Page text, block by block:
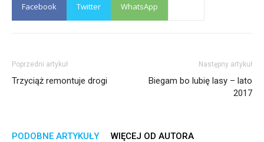
Facebook Twitter WhatsApp
Poprzedni artykuł
Trzyciąż remontuje drogi
Następny artykuł
Biegam bo lubię lasy – lato
2017
PODOBNE ARTYKUŁY WIĘCEJ OD AUTORA